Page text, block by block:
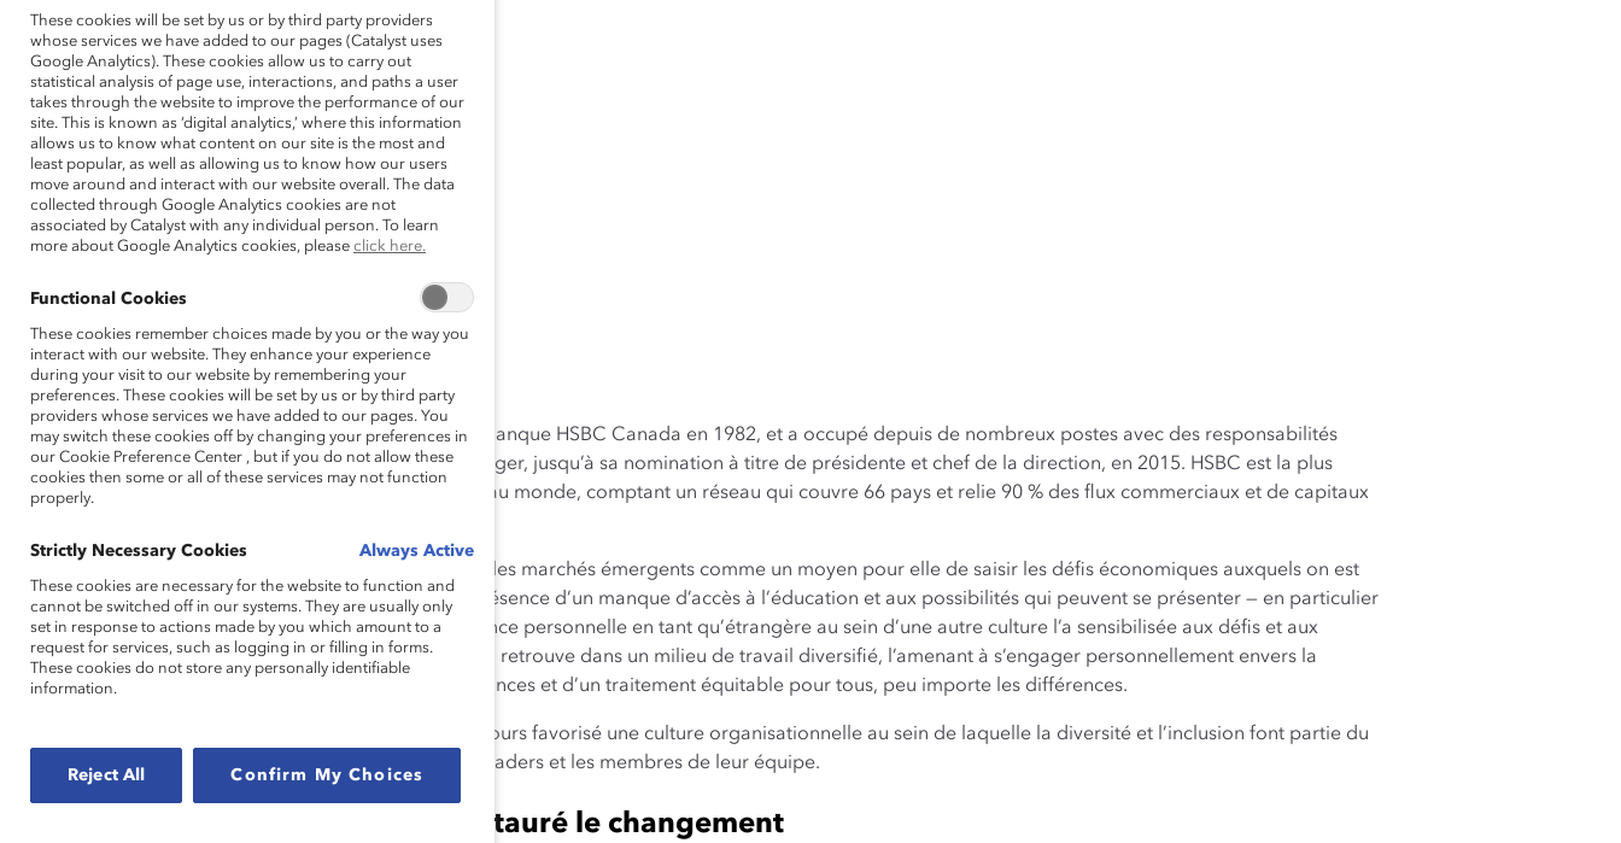
Sandra Stuart s’est jointe à la Banque HSBC Canada en 1982, et a occupé depuis de nombreux postes avec des responsabilités
croissantes au pays et à l’étranger, jusqu’à sa nomination à titre de présidente et chef de la direction, en 2015. HSBC est la plus
grande banque commerciale au monde, comptant un réseau qui couvre 66 pays et relie 90 % des flux commerciaux et de capitaux
Sandra décrit son travail dans les marchés émergents comme un moyen pour elle de saisir les défis économiques auxquels on est
confrontés lorsqu’on est en présence d’un manque d’accès à l’éducation et aux possibilités qui peuvent se présenter — en particulier
pour les femmes. Son expérience personnelle en tant qu’étrangère au sein d’une autre culture l’a sensibilisée aux défis et aux
possibilités inhérentes que l’on retrouve dans un milieu de travail diversifié, l’amenant à s’engager personnellement envers la
promotion de l’égalité des chances et d’un traitement équitable pour tous, peu importe les différences.
Par conséquent, Sandra a toujours favorisé une culture organisationnelle au sein de laquelle la diversité et l’inclusion font partie du
dialogue quotidien entre les leaders et les membres de leur équipe.
Comment elle a instauré le changement
These cookies will be set by us or by third party providers
whose services we have added to our pages (Catalyst uses
Google Analytics). These cookies allow us to carry out
statistical analysis of page use, interactions, and paths a user
takes through the website to improve the performance of our
site. This is known as ‘digital analytics,’ where this information
allows us to know what content on our site is the most and
least popular, as well as allowing us to know how our users
move around and interact with our website overall. The data
collected through Google Analytics cookies are not
associated by Catalyst with any individual person. To learn
more about Google Analytics cookies, please click here.
Functional Cookies
These cookies remember choices made by you or the way you
interact with our website. They enhance your experience
during your visit to our website by remembering your
preferences. These cookies will be set by us or by third party
providers whose services we have added to our pages. You
may switch these cookies off by changing your preferences in
our Cookie Preference Center , but if you do not allow these
cookies then some or all of these services may not function
properly.
Strictly Necessary Cookies Always Active
These cookies are necessary for the website to function and
cannot be switched off in our systems. They are usually only
set in response to actions made by you which amount to a
request for services, such as logging in or filling in forms.
These cookies do not store any personally identifiable
information.
Reject All Confirm My Choices